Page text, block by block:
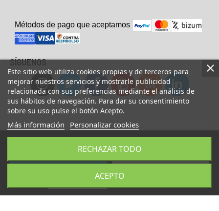
Este sitio web utiliza cookies propias y de terceros para
mejorar nuestros servicios y mostrarle publicidad
relacionada con sus preferencias mediante el análisis de
sus hábitos de navegación. Para dar su consentimiento
sobre su uso pulse el botón Acepto.
Más información Personalizar cookies
RECHAZAR TODO
ACEPTO
AÑADIR A LA CESTA COMPRAR AHORA
Métodos de pago que aceptamos
SÍGUENOS
© Copyright 2023 UsaFitness. All Rights Reserved.